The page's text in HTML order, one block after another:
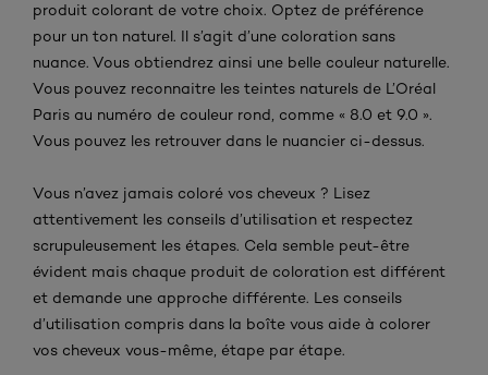
produit colorant de votre choix. Optez de préférence
pour un ton naturel. Il s’agit d’une coloration sans
nuance. Vous obtiendrez ainsi une belle couleur naturelle.
Vous pouvez reconnaitre les teintes naturels de L’Oréal
Paris au numéro de couleur rond, comme « 8.0 et 9.0 ».
Vous pouvez les retrouver dans le nuancier ci-dessus.
Vous n’avez jamais coloré vos cheveux ? Lisez
attentivement les conseils d’utilisation et respectez
scrupuleusement les étapes. Cela semble peut-être
évident mais chaque produit de coloration est différent
et demande une approche différente. Les conseils
d’utilisation compris dans la boîte vous aide à colorer
vos cheveux vous-même, étape par étape.